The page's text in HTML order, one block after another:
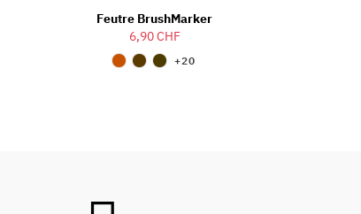
Feutre BrushMarker
6,90 CHF
+20